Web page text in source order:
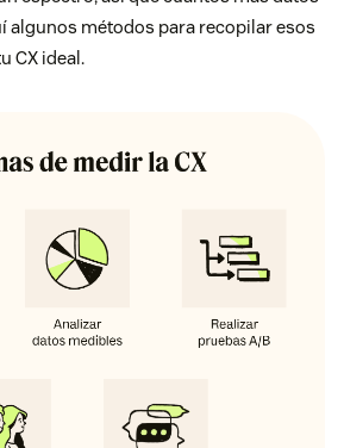
algunos métodos para recopilar esos
CX ideal.